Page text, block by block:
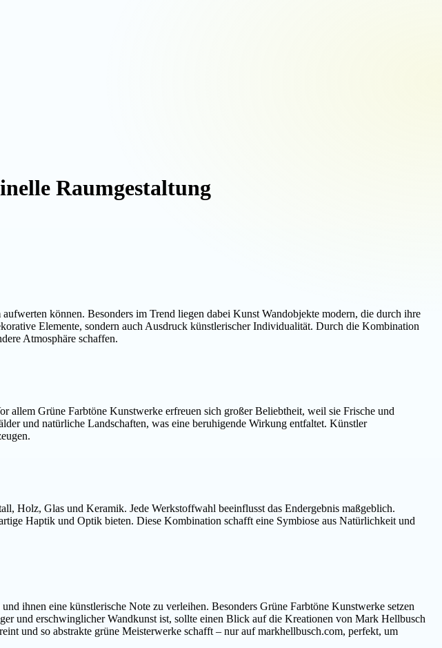
Raumgestaltung
können. Besonders im Trend liegen dabei Kunst Wandobjekte modern, die durch ihre
Elemente, sondern auch Ausdruck künstlerischer Individualität. Durch die Kombination
Atmosphäre schaffen.
allem Grüne Farbtöne Kunstwerke erfreuen sich großer Beliebtheit, weil sie Frische und
und natürliche Landschaften, was eine beruhigende Wirkung entfaltet. Künstler
Holz, Glas und Keramik. Jede Werkstoffwahl beeinflusst das Endergebnis maßgeblich.
Haptik und Optik bieten. Diese Kombination schafft eine Symbiose aus Natürlichkeit und
ihnen eine künstlerische Note zu verleihen. Besonders Grüne Farbtöne Kunstwerke setzen
und erschwinglicher Wandkunst ist, sollte einen Blick auf die Kreationen von Mark Hellbusch
und so abstrakte grüne Meisterwerke schafft – nur auf markhellbusch.com, perfekt, um